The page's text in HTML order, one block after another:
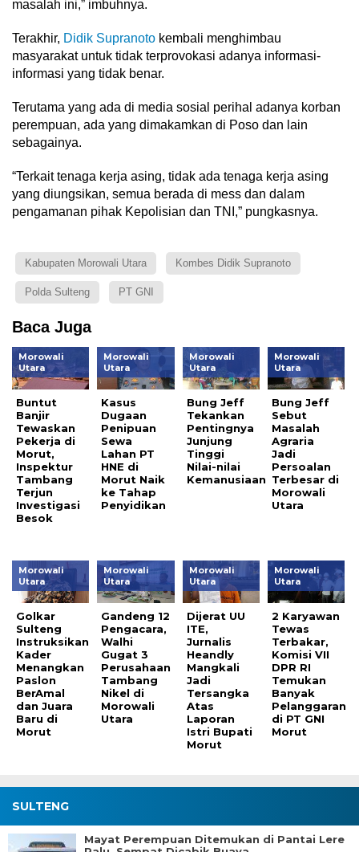
masalah ini,” imbuhnya.
Terakhir, Didik Supranoto kembali menghimbau
masyarakat untuk tidak terprovokasi adanya informasi-
informasi yang tidak benar.
Terutama yang ada di media sosial perihal adanya korban
perempuan, ada yang dimakamkan di Poso dan lain
sebagainya.
“Terkait tenaga kerja asing, tidak ada tenaga kerja asing
yang diungsikan, semua berada di mess dan dalam
pengamanan pihak Kepolisian dan TNI,” pungkasnya.
Kabupaten Morowali Utara Kombes Didik Supranoto
Polda Sulteng PT GNI
Baca Juga
Morowali
Utara
Buntut
Banjir
Tewaskan
Pekerja di
Morut,
Inspektur
Tambang
Terjun
Investigasi
Besok
Morowali
Utara
Kasus
Dugaan
Penipuan
Sewa
Lahan PT
HNE di
Morut Naik
ke Tahap
Penyidikan
Morowali
Utara
Bung Jeff
Tekankan
Pentingnya
Junjung
Tinggi
Nilai-nilai
Kemanusiaan
Morowali
Utara
Bung Jeff
Sebut
Masalah
Agraria
Jadi
Persoalan
Terbesar di
Morowali
Utara
Morowali
Utara
Golkar
Sulteng
Instruksikan
Kader
Menangkan
Paslon
BerAmal
dan Juara
Baru di
Morut
Morowali
Utara
Gandeng 12
Pengacara,
Walhi
Gugat 3
Perusahaan
Tambang
Nikel di
Morowali
Utara
Morowali
Utara
Dijerat UU
ITE,
Jurnalis
Heandly
Mangkali
Jadi
Tersangka
Atas
Laporan
Istri Bupati
Morut
Morowali
Utara
2 Karyawan
Tewas
Terbakar,
Komisi VII
DPR RI
Temukan
Banyak
Pelanggaran
di PT GNI
Morut
SULTENG
Mayat Perempuan Ditemukan di Pantai Lere